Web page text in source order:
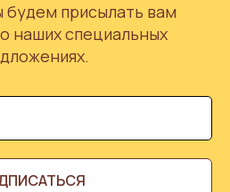
будем присылать вам
наших специальных